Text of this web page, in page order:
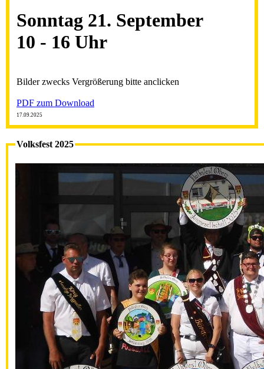
Sonntag 21. September
10 - 16 Uhr
Bilder zwecks Vergrößerung bitte anclicken
PDF zum Download
17.09.2025
Volksfest 2025